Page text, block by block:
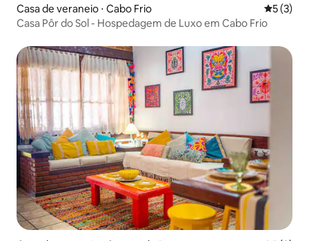
Casa de veraneio ⋅ Cabo Frio 5 de
5 (3)
Casa Pôr do Sol - Hospedagem de Luxo em Cabo Frio